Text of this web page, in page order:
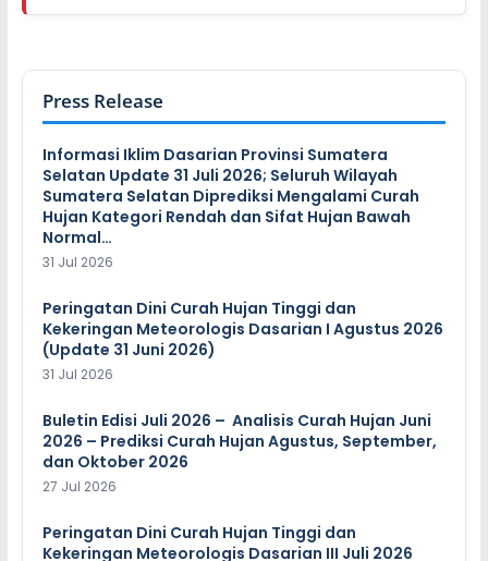
Press Release
Informasi Iklim Dasarian Provinsi Sumatera
Selatan Update 31 Juli 2026; Seluruh Wilayah
Sumatera Selatan Diprediksi Mengalami Curah
Hujan Kategori Rendah dan Sifat Hujan Bawah
Normal…
31 Jul 2026
Peringatan Dini Curah Hujan Tinggi dan
Kekeringan Meteorologis Dasarian I Agustus 2026
(Update 31 Juni 2026)
31 Jul 2026
Buletin Edisi Juli 2026 – Analisis Curah Hujan Juni
2026 – Prediksi Curah Hujan Agustus, September,
dan Oktober 2026
27 Jul 2026
Peringatan Dini Curah Hujan Tinggi dan
Kekeringan Meteorologis Dasarian III Juli 2026